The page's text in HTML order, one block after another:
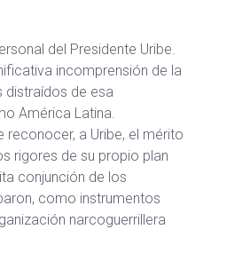
del Presidente Uribe.
incomprensión de la
distraídos de esa
América Latina.
reconocer, a Uribe, el mérito
rigores de su propio plan
conjunción de los
como instrumentos
narcoguerrillera